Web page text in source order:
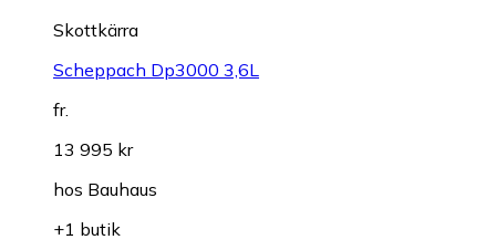
Skottkärra
Scheppach Dp3000 3,6L
fr.
13 995 kr
hos Bauhaus
+1 butik